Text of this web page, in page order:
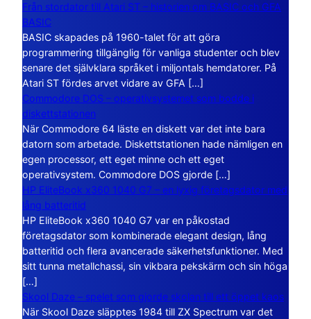
Från stordator till Atari ST – historien om BASIC och GFA
BASIC
BASIC skapades på 1960-talet för att göra
programmering tillgänglig för vanliga studenter och blev
senare det självklara språket i miljontals hemdatorer. På
Atari ST fördes arvet vidare av GFA […]
Commodore DOS – operativsystemet som bodde i
diskettstationen
När Commodore 64 läste en diskett var det inte bara
datorn som arbetade. Diskettstationen hade nämligen en
egen processor, ett eget minne och ett eget
operativsystem. Commodore DOS gjorde […]
HP EliteBook x360 1040 G7 – en lyxig företagsdator med
lång batteritid
HP EliteBook x360 1040 G7 var en påkostad
företagsdator som kombinerade elegant design, lång
batteritid och flera avancerade säkerhetsfunktioner. Med
sitt tunna metallchassi, sin vikbara pekskärm och sin höga
[…]
Skool Daze – spelet som gjorde skolan till ett öppet kaos
När Skool Daze släpptes 1984 till ZX Spectrum var det